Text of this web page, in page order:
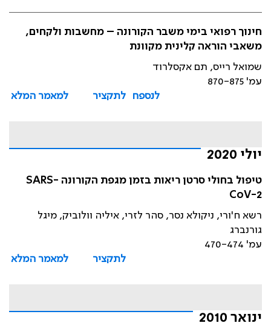
חינוך רפואי בימי משבר הקורונה – מחשבות ולקחים,
משאבי הוראה קלינית מקוונת
שמואל רייס, תם אקסלרוד
עמ' 870-875
לנספח
לתקציר למאמר המלא
יולי 2020
טיפול בחולי סרטן ריאות בזמן מגפת הקורונה SARS-
CoV-2
רשא ח'ורי, ניקולא נסר, סהר לזרי, איליה וולוביק, מיגל
גורנברג
עמ' 470-474
לתקציר
למאמר המלא
ינואר 2010